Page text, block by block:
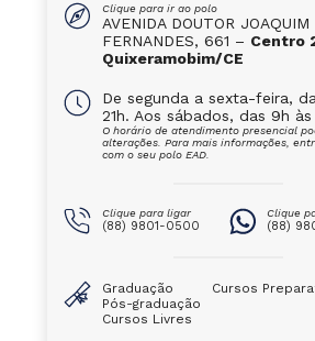
Clique para ir ao polo
AVENIDA DOUTOR JOAQUIM
FERNANDES, 661 – Centro
Quixeramobim/CE
De segunda a sexta-feira,
21h. Aos sábados, das 9h às
O horário de atendimento presencial
alterações. Para mais informações,
com o seu polo EAD.
Clique para ligar
(88) 9801-0500
Clique
(88)
Graduação
Pós-graduação
Cursos Livres
Cursos